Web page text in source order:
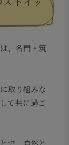
、名門・筑
取り組みな
て共に過ご